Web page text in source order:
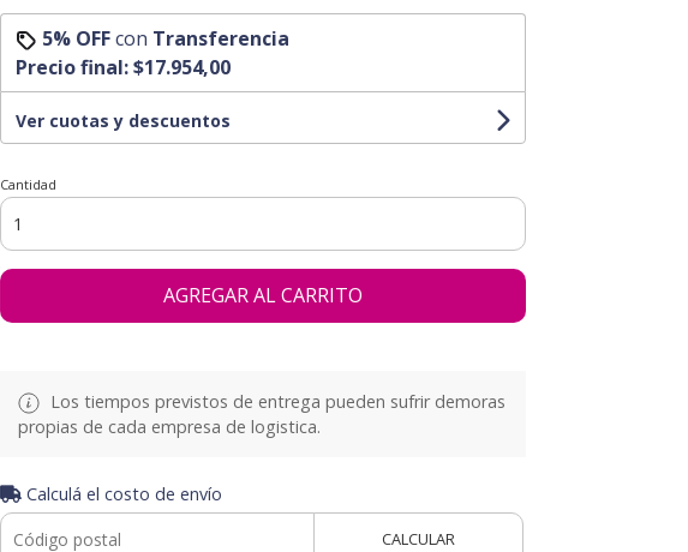
5% OFFcon Transferencia
Precio final:$17.954,00
Ver cuotas y descuentos
Cantidad
AGREGAR AL CARRITO
Los tiempos previstos de entrega pueden sufrir demoras
propias de cada empresa de logistica.
Calculá el costo de envío
CALCULAR